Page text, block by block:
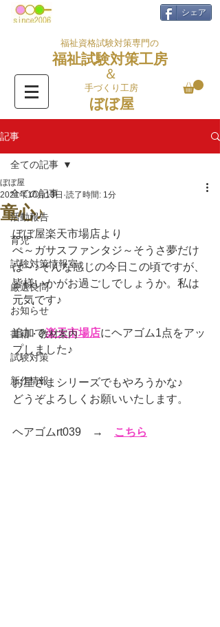
シェア
福祉資格試験対策専門の
福祉試験対策工房
＆
手づくり工房
ぼぼ屋
記事
全ての記事
活動報告
育児
試験対策情報室
厳選良問
お知らせ
書籍・教材案内
試験対策
新作情報
全ての記事
童心♪
ぼぼ屋
2021年10月13日 読了時間: 1分
ぼぼ屋楽天市場店より
ぺ～ガサスファンタジ～そうさ夢だけ
は～♪そんな感じの今日この頃ですが、
皆様いかがお過ごしでしょうか。私は
元気です♪
追加で楽天市場店にヘアゴム1点をアッ
プしました♪
お星さまシリーズでもやろうかな♪
どうぞよろしくお願いいたします。
ヘアゴムrt039　→ こちら